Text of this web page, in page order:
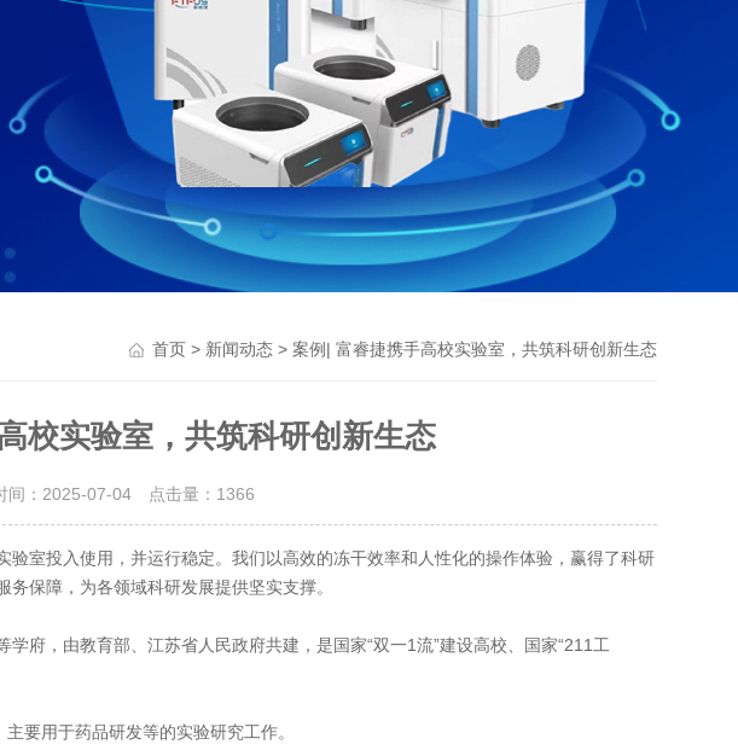
首页> 新闻动态> 案例| 富睿捷携手高校实验室，共筑科研创新生态
校实验室，共筑科研创新生态
间：2025-07-04 点击量： 1366
室投入使用，并运行稳定。我们以高效的冻干效率和人性化的操作体验，赢得了科研
保障，为各领域科研发展提供坚实支撑。
，由教育部、江苏省人民政府共建，是国家“双一1流”建设高校、国家“211工
用于药品研发等的实验研究工作。